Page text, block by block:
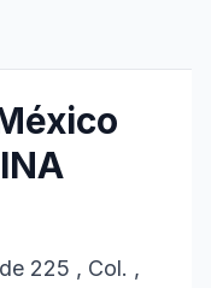
225 , Col. ,